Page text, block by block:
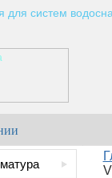
систем